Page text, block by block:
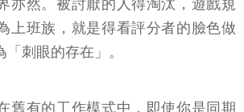
亦然。被討厭的人得淘汰，遊戲規
上班族，就是得看評分者的臉色做
刺眼的存在」。
舊有的工作模式中，即使你是同期